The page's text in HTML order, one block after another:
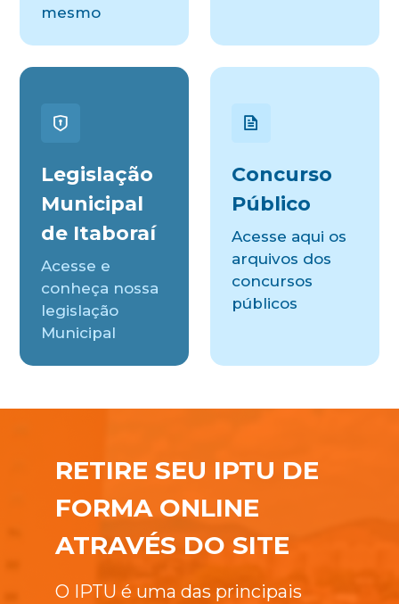
mesmo
Legislação
Municipal
de Itaboraí
Acesse e
conheça nossa
legislação
Municipal
Concurso
Público
Acesse aqui os
arquivos dos
concursos
públicos
RETIRE SEU IPTU DE
FORMA ONLINE
ATRAVÉS DO SITE
O IPTU é uma das principais